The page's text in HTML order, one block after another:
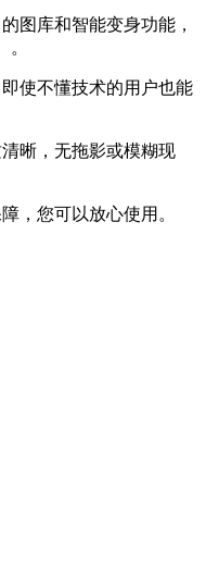
图库和智能变身功能，
。
使不懂技术的用户也能
晰，无拖影或模糊现
，您可以放心使用。